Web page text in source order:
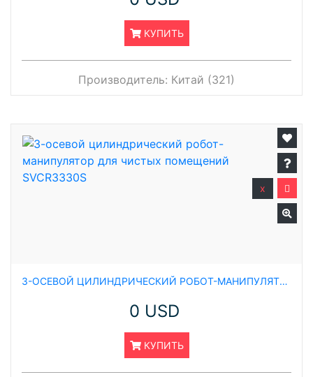
КУПИТЬ
Производитель: Китай (321)
3-ОСЕВОЙ ЦИЛИНДРИЧЕСКИЙ РОБОТ-МАНИПУЛЯТОР ДЛЯ ЧИСТЫХ ПОМЕЩЕНИЙ SVCR3330S
0 USD
КУПИТЬ
x